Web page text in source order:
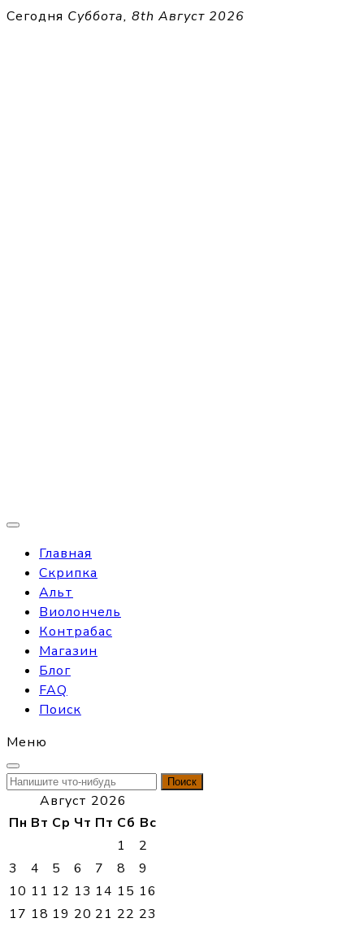
Перейти
Сегодня Суббота, 8th Август 2026
Главная
Скрипка
Альт
Виолончель
Контрабас
Магазин
Блог
FAQ
Поиск
Меню
Найти:
Август 2026
Пн Вт Ср Чт Пт Сб Вс
1
2
3
4 5 6 7 8
9
10 11 12 13 14 15 16
17 18 19 20 21 22 23